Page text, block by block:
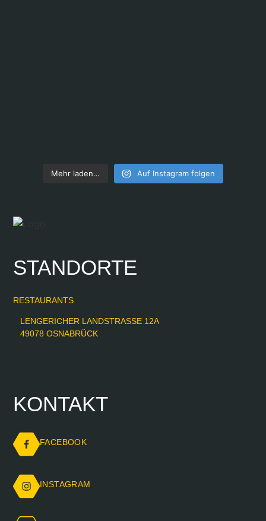
Mehr laden… Auf Instagram folgen
STANDORTE
RESTAURANTS
LENGERICHER LANDSTRASSE 12A
49078 OSNABRÜCK
KONTAKT
FACEBOOK
INSTAGRAM